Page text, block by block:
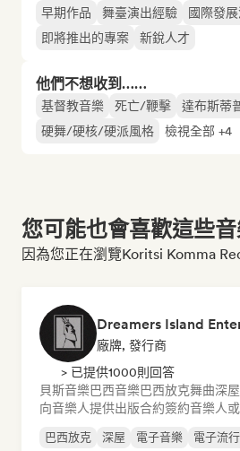
早期作品 舞臺演出經驗 國際發
即將推出的專案
新銳人才
他們不想收到……
基督教音樂 死亡/鞭擊 達布斯蒂
硬舞/硬核/硬派風格
檢視全部 +4
您可能也會喜歡這些
因為您正在瀏覽Koritsi Komma
Dreamers Island
廠牌, 發行商
> 已提供1000則回答
貝斯音樂巴西音樂巴西放克舞曲深屋
向音樂人提供出版合約簽約音樂人
巴西放克 深屋 電子音樂 電子流